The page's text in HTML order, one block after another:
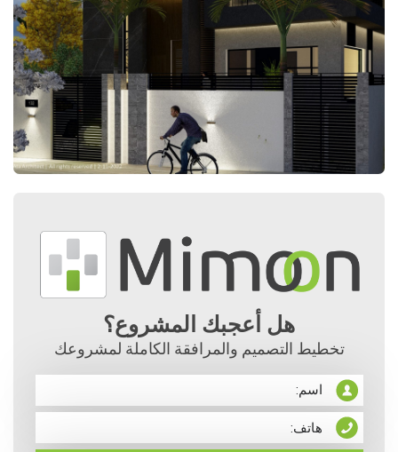
هل أعجبك المشروع؟
تخطيط التصميم والمرافقة الكاملة لمشروعك